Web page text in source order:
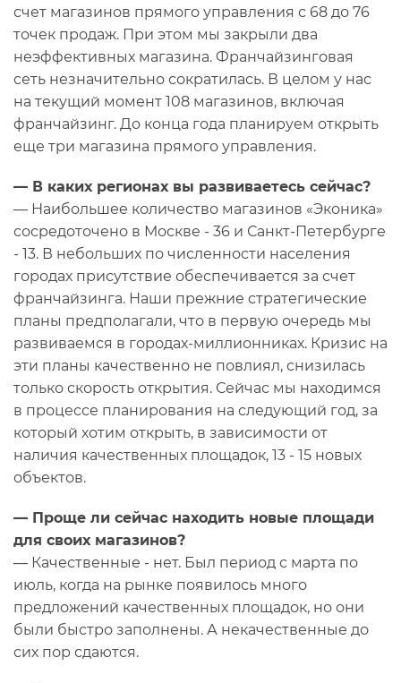
счет магазинов прямого управления с 68 до 76
точек продаж. При этом мы закрыли два
неэффективных магазина. Франчайзинговая
сеть незначительно сократилась. В целом у нас
на текущий момент 108 магазинов, включая
франчайзинг. До конца года планируем открыть
еще три магазина прямого управления.
— В каких регионах вы развиваетесь сейчас?
— Наибольшее количество магазинов «Эконика»
сосредоточено в Москве - 36 и Санкт-Петербурге
- 13. В небольших по численности населения
городах присутствие обеспечивается за счет
франчайзинга. Наши прежние стратегические
планы предполагали, что в первую очередь мы
развиваемся в городах-миллионниках. Кризис на
эти планы качественно не повлиял, снизилась
только скорость открытия. Сейчас мы находимся
в процессе планирования на следующий год, за
который хотим открыть, в зависимости от
наличия качественных площадок, 13 - 15 новых
объектов.
— Проще ли сейчас находить новые площади
для своих магазинов?
— Качественные - нет. Был период с марта по
июль, когда на рынке появилось много
предложений качественных площадок, но они
были быстро заполнены. А некачественные до
сих пор сдаются.